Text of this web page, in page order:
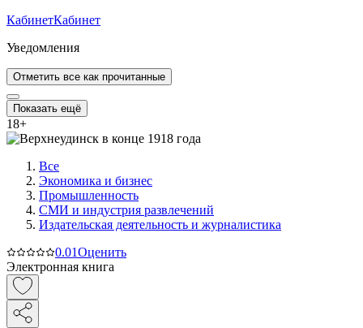
КабинетКабинет
Уведомления
Отметить все как прочитанные
Показать ещё
18+
Все
Экономика и бизнес
Промышленность
СМИ и индустрия развлечений
Издательская деятельность и журналистика
0.01Оценить
Электронная книга